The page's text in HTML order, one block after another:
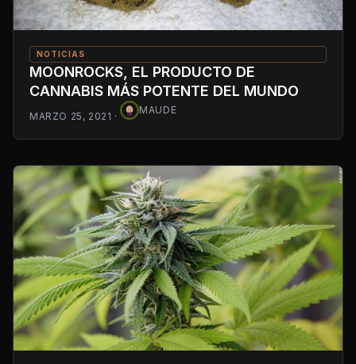
NOTICIAS
MOONROCKS, EL PRODUCTO DE
CANNABIS MÁS POTENTE DEL MUNDO
MARZO 25, 2021 ·
MAUDE